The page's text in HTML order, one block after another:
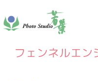
フェンネルエン